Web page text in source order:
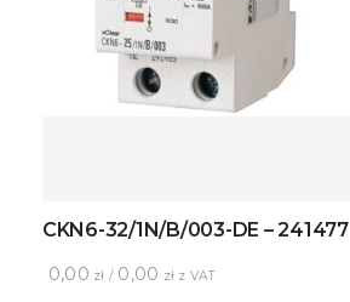
CKN6-32/1N/B/003-DE – 241477
0,00 zł / 0,00 zł z VAT